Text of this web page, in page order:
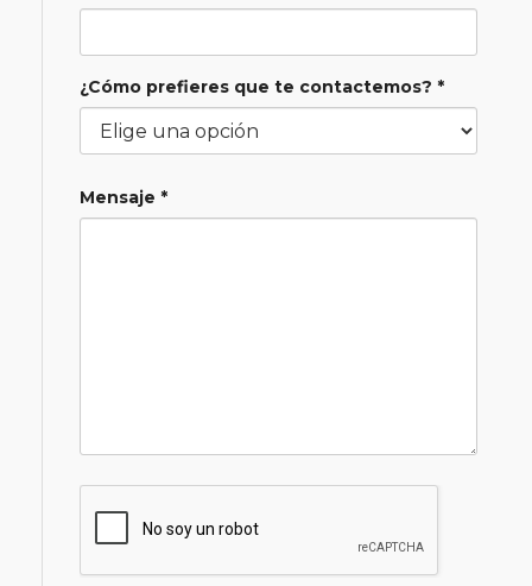
¿Cómo prefieres que te contactemos? *
Mensaje *